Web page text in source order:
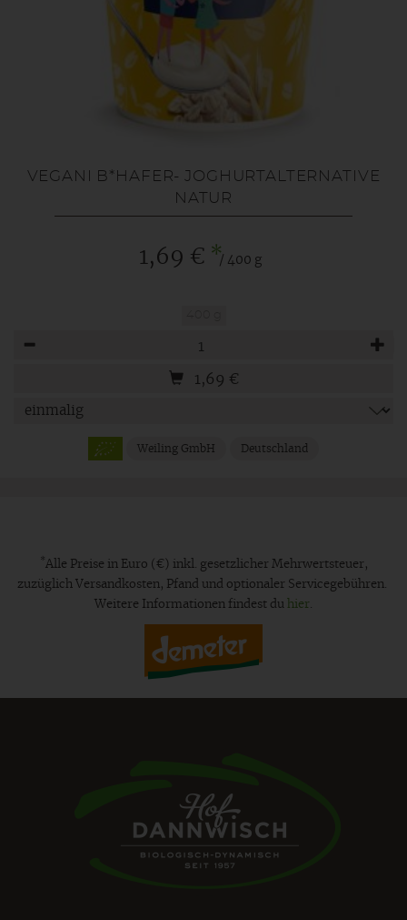
VEGANI B*HAFER- JOGHURTALTERNATIVE
NATUR
1,69 € */ 400 g
1,69 €
Weiling GmbH Deutschland
*Alle Preise in Euro (€) inkl. gesetzlicher Mehrwertsteuer,
zuzüglich Versandkosten, Pfand und optionaler Servicegebühren.
Weitere Informationen findest du hier.